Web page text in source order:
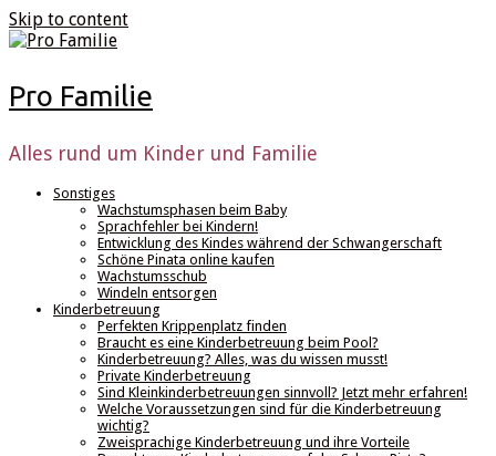
Skip to content
Pro Familie
Alles rund um Kinder und Familie
Sonstiges
Wachstumsphasen beim Baby
Sprachfehler bei Kindern!
Entwicklung des Kindes während der Schwangerschaft
Schöne Pinata online kaufen
Wachstumsschub
Windeln entsorgen
Kinderbetreuung
Perfekten Krippenplatz finden
Braucht es eine Kinderbetreuung beim Pool?
Kinderbetreuung? Alles, was du wissen musst!
Private Kinderbetreuung
Sind Kleinkinderbetreuungen sinnvoll? Jetzt mehr erfahren!
Welche Voraussetzungen sind für die Kinderbetreuung
wichtig?
Zweisprachige Kinderbetreuung und ihre Vorteile